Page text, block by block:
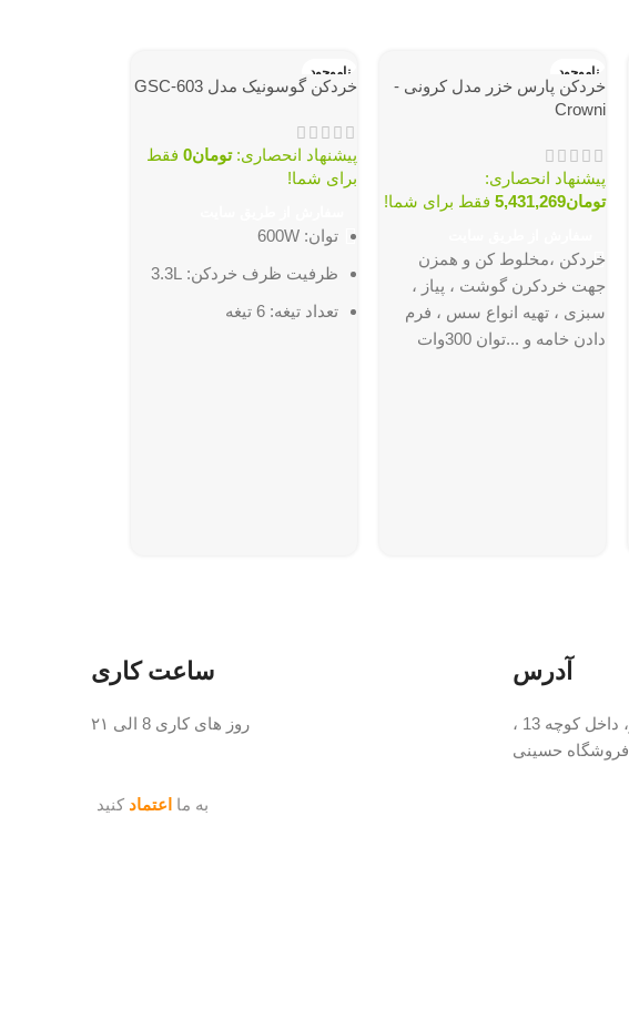
ناموجود
خردکن پارس خزر مدل کرونی -
Crowni
پیشنهاد انحصاری:
تومان5,431,269 فقط برای شما!
خردکن ،مخلوط کن و همزن
جهت خردکرن گوشت ، پیاز ،
سبزی ، تهیه انواع سس ، فرم
دادن خامه و ...توان 300وات
ناموجود
خردکن گوسونیک مدل GSC-603
پیشنهاد انحصاری:تومان0 فقط
برای شما!
توان: 600W
ظرفیت ظرف خردکن: 3.3L
تعداد تیغه: 6 تیغه
آدرس
قم سی متری کیوانفر، داخل کوچه 13 ،
فروشگاه حسینی
ساعت کاری
روز های کاری 8 الی ۲۱
به ما اعتماد کنید